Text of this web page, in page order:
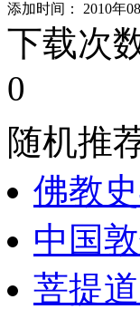
添加时间： 2010年
下载次
0
随机推
佛教
中国
菩提